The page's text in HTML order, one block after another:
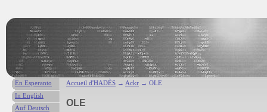
Accueil d'HADÈS → Ackr → OLE
OLE
En Esperanto
In English
Auf Deutsch